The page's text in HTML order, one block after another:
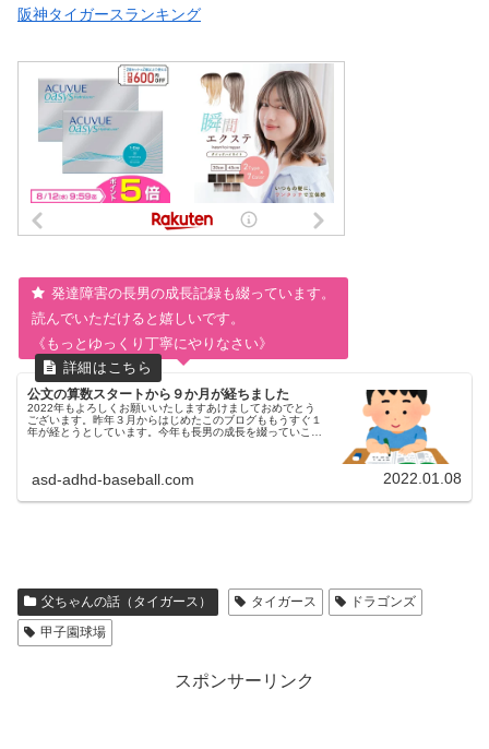
阪神タイガースランキング
発達障害の長男の成長記録も綴っています。
読んでいただけると嬉しいです。
《もっとゆっくり丁寧にやりなさい》
公文の算数スタートから９か月が経ちました
2022年もよろしくお願いいたしますあけましておめでとう
ございます。昨年３月からはじめたこのブログももうすぐ１
年が経とうとしています。今年も長男の成長を綴っていこう
asd-adhd-baseball.com 2022.01.08
父ちゃんの話（タイガース） タイガース
ドラゴンズ
甲子園球場
スポンサーリンク